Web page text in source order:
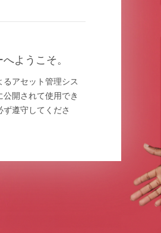
ようこそ。
アセット管理シス
開されて使用でき
遵守してくださ